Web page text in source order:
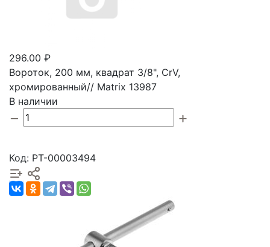
296.00 ₽
Вороток, 200 мм, квадрат 3/8", CrV,
хромированный// Matrix 13987
В наличии
Код: РТ-00003494